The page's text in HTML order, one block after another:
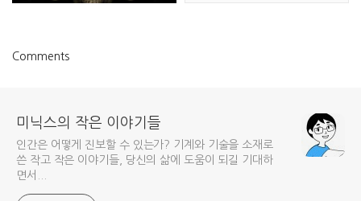
Comments
미닉스의 작은 이야기들
인간은 어떻게 진보할 수 있는가? 기계와 기술을 소재로
쓴 작고 작은 이야기들, 당신의 삶에 도움이 되길 기대하
면서...